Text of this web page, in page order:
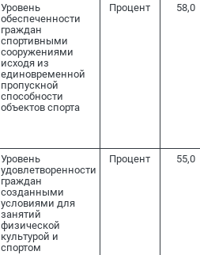
Уровень
обеспеченности
граждан
спортивными
сооружениями
исходя из
единовременной
пропускной
способности
объектов спорта
Процент 58,0
Уровень
удовлетворенности
граждан
созданными
условиями для
занятий
физической
культурой и
спортом
Процент 55,0